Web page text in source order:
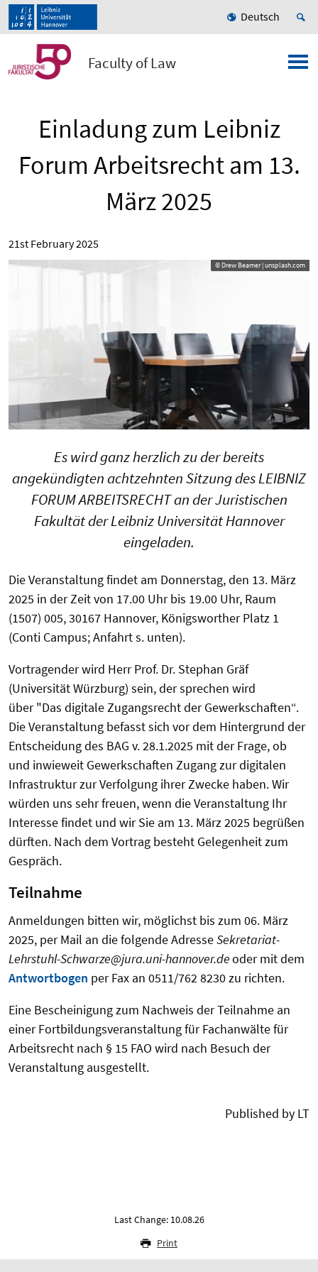
Deutsch
Faculty of Law
Einladung zum Leibniz
Forum Arbeitsrecht am 13.
März 2025
21st February 2025
© Drew Beamer | unsplash.com
Es wird ganz herzlich zu der bereits
angekündigten achtzehnten Sitzung des LEIBNIZ
FORUM ARBEITSRECHT an der Juristischen
Fakultät der Leibniz Universität Hannover
eingeladen.
Die Veranstaltung findet am Donnerstag, den 13. März
2025 in der Zeit von 17.00 Uhr bis 19.00 Uhr, Raum
(1507) 005, 30167 Hannover, Königsworther Platz 1
(Conti Campus; Anfahrt s. unten).
Vortragender wird Herr Prof. Dr. Stephan Gräf
(Universität Würzburg) sein, der sprechen wird
über "Das digitale Zugangsrecht der Gewerkschaften“.
Die Veranstaltung befasst sich vor dem Hintergrund der
Entscheidung des BAG v. 28.1.2025 mit der Frage, ob
und inwieweit Gewerkschaften Zugang zur digitalen
Infrastruktur zur Verfolgung ihrer Zwecke haben. Wir
würden uns sehr freuen, wenn die Veranstaltung Ihr
Interesse findet und wir Sie am 13. März 2025 begrüßen
dürften. Nach dem Vortrag besteht Gelegenheit zum
Gespräch.
Teilnahme
Anmeldungen bitten wir, möglichst bis zum 06. März
2025, per Mail an die folgende AdresseSekretariat-
Lehrstuhl-Schwarze@jura.uni-hannover.deoder mit dem
Antwortbogen per Fax an 0511/762 8230 zu richten.
Eine Bescheinigung zum Nachweis der Teilnahme an
einer Fortbildungsveranstaltung für Fachanwälte für
Arbeitsrecht nach § 15 FAO wird nach Besuch der
Veranstaltung ausgestellt.
Published by LT
Last Change: 10.08.26
Print